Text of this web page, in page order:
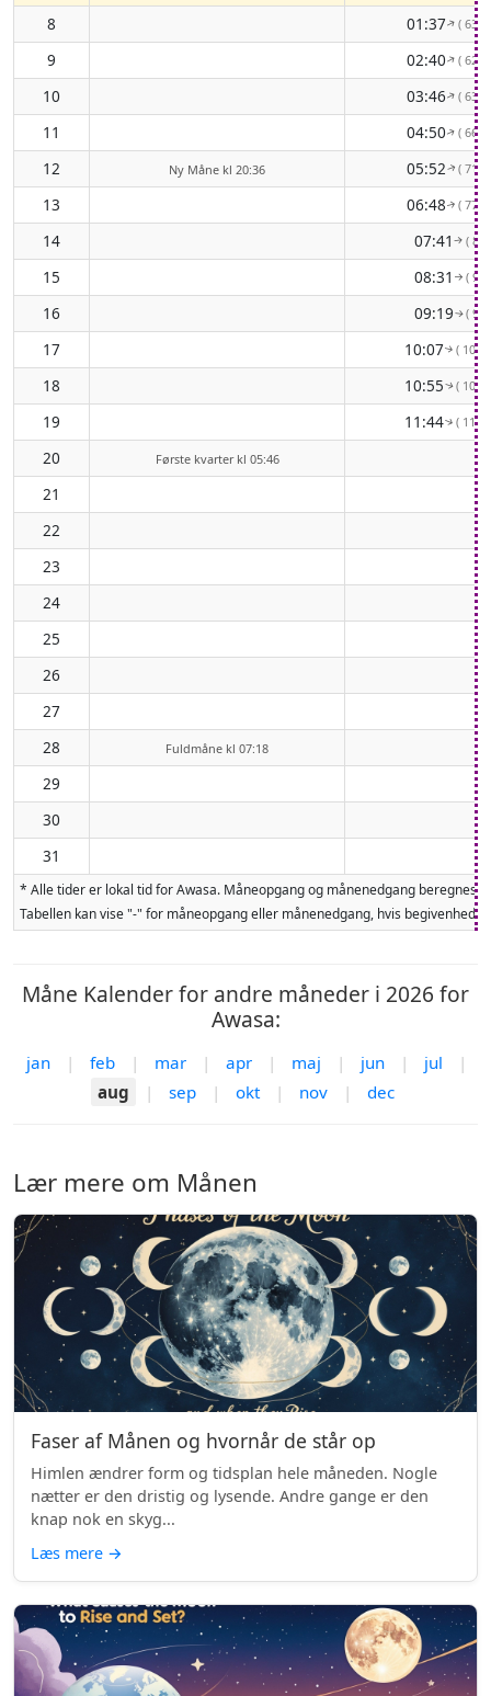
8 01:37↑( 63°
9 02:40↑( 62°
10 03:46↑( 63°
11 04:50↑( 66°
12 Ny Måne kl 20:36 05:52↑( 71°
13 06:48↑( 77°
14 07:41 ↑ (
15 08:31 ↑ (
16 09:19↑(
17 10:07↑( 103°
18 10:55↑( 108°
19 11:44↑( 112°
20 Første kvarter kl 05:46
21
22
23
24
25
26
27
28
Fuldmåne kl 07:18
29
30
31
* Alle tider er lokal tid for Awasa. Måneopgang og månenedgang beregnes
Tabellen kan vise "-" for måneopgang eller månenedgang, hvis
Måne Kalender for andre måneder i 2026 for
Awasa:
jan | feb | mar | apr | maj | jun | jul
|
aug
| sep | okt | nov | dec
Lær mere om Månen
Faser af Månen og hvornår de står op
Himlen ændrer form og tidsplan hele måneden. Nogle
nætter er den dristig og lysende. Andre gange er den
knap nok en skyg...
Læs mere →